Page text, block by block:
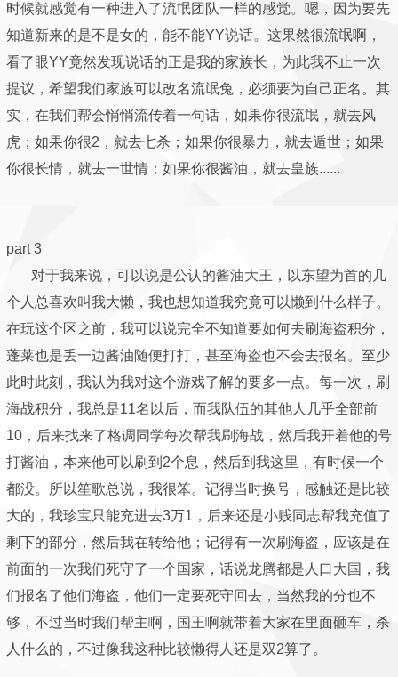
时候就感觉有一种进入了流氓团队一样的感觉。嗯，因为要先
知道新来的是不是女的，能不能YY说话。这果然很流氓啊，
看了眼YY竟然发现说话的正是我的家族长，为此我不止一次
提议，希望我们家族可以改名流氓兔，必须要为自己正名。其
实，在我们帮会悄悄流传着一句话，如果你很流氓，就去风
虎；如果你很2，就去七杀；如果你很暴力，就去遁世；如果
你很长情，就去一世情；如果你很酱油，就去皇族......
part 3
对于我来说，可以说是公认的酱油大王，以东望为首的几
个人总喜欢叫我大懒，我也想知道我究竟可以懒到什么样子。
在玩这个区之前，我可以说完全不知道要如何去刷海盗积分，
蓬莱也是丢一边酱油随便打打，甚至海盗也不会去报名。至少
此时此刻，我认为我对这个游戏了解的要多一点。每一次，刷
海战积分，我总是11名以后，而我队伍的其他人几乎全部前
10，后来找来了格调同学每次帮我刷海战，然后我开着他的号
打酱油，本来他可以刷到2个息，然后到我这里，有时候一个
都没。所以笙歌总说，我很笨。记得当时换号，感触还是比较
大的，我珍宝只能充进去3万1，后来还是小贱同志帮我充值了
剩下的部分，然后我在转给他；记得有一次刷海盗，应该是在
前面的一次我们死守了一个国家，话说龙腾都是人口大国，我
们报名了他们海盗，他们一定要死守回去，当然我的分也不
够，不过当时我们帮主啊，国王啊就带着大家在里面砸车，杀
人什么的，不过像我这种比较懒得人还是双2算了。